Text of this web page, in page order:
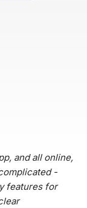
and all online,
-
features for